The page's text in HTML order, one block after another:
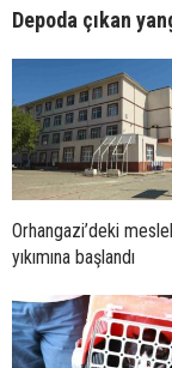
Depoda çıkan
Orhangazi’deki
yıkımına başlandı